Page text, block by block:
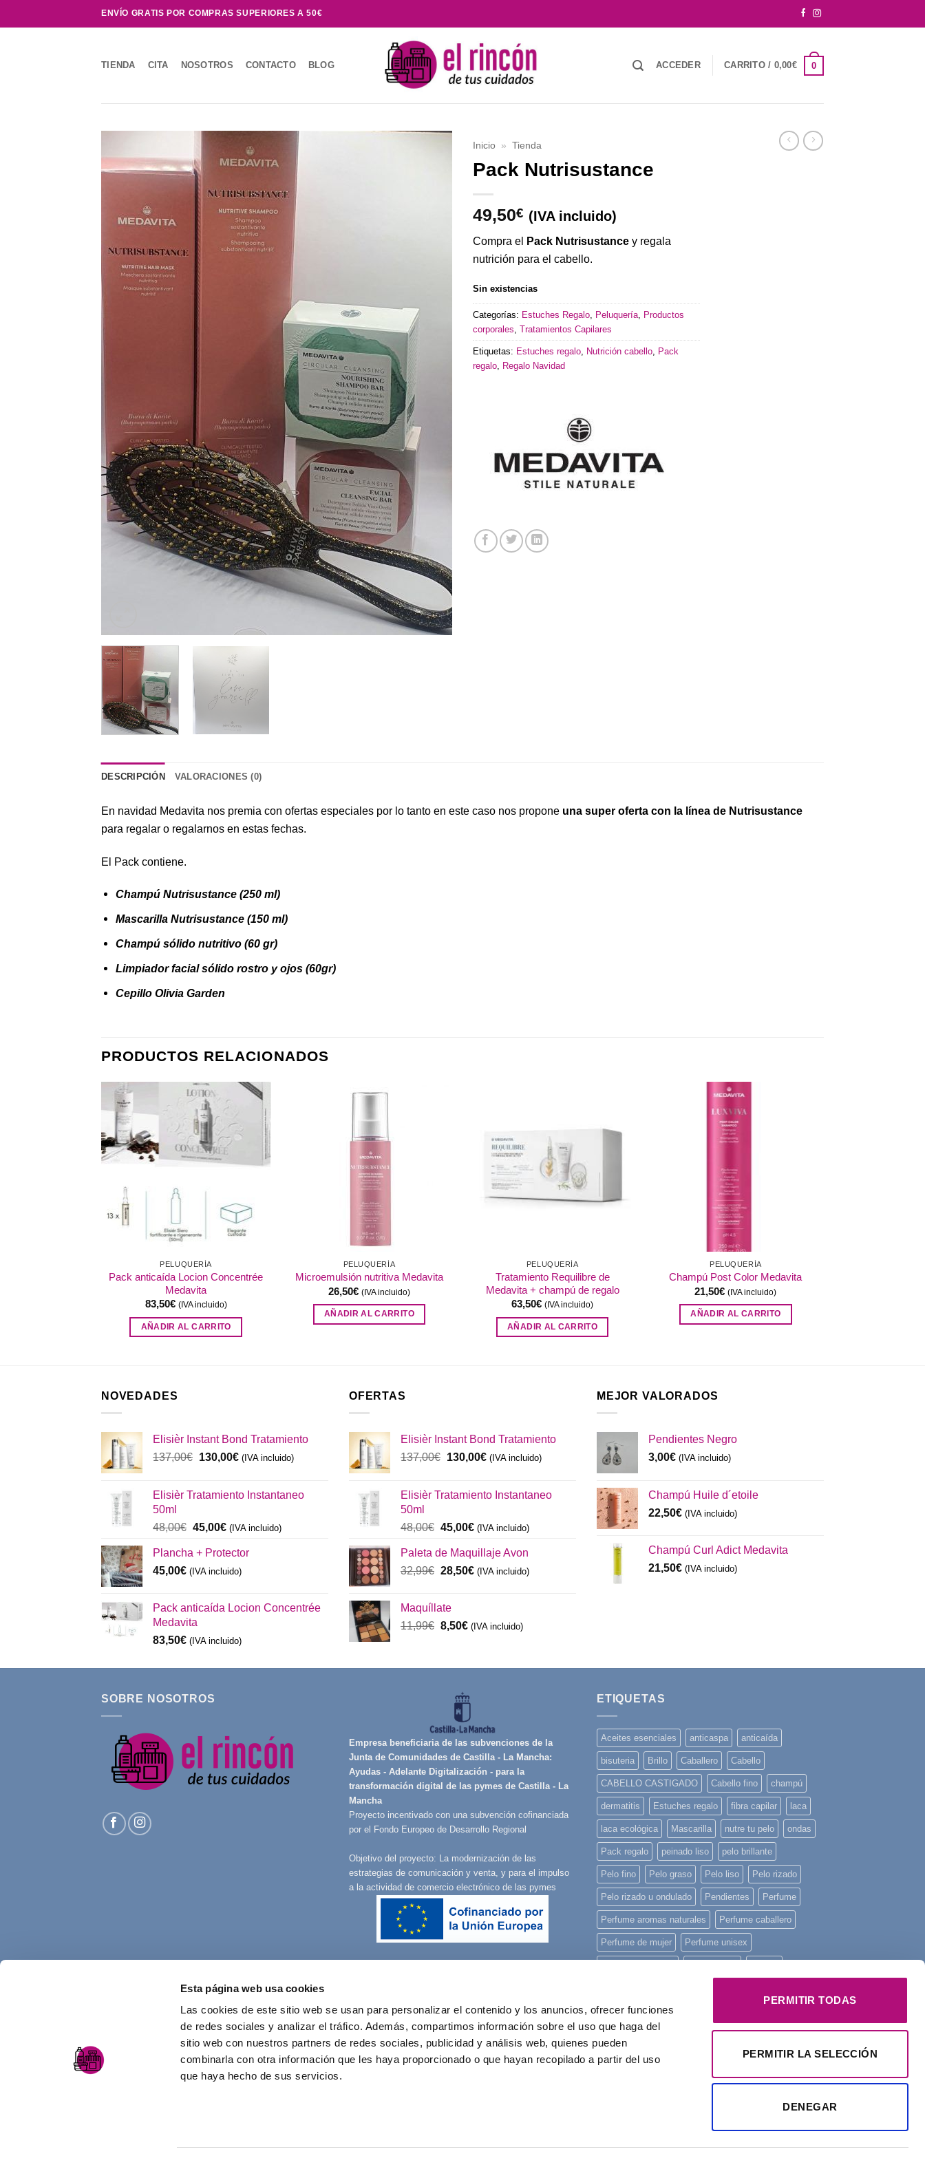
Esta página web usa cookies
Las cookies de este sitio web se usan para personalizar el contenido y los anuncios, ofrecer funciones
de redes sociales y analizar el tráfico. Además, compartimos información sobre el uso que haga del
sitio web con nuestros partners de redes sociales, publicidad y análisis web, quienes pueden
combinarla con otra información que les haya proporcionado o que hayan recopilado a partir del uso
que haya hecho de sus servicios.
PERMITIR TODAS
PERMITIR LA SELECCIÓN
DENEGAR
al
ENVÍO GRATIS POR COMPRAS SUPERIORES A 50€
TIENDA CITA NOSOTROS CONTACTO BLOG ACCEDER CARRITO / 0,00€ 0
Inicio » Tienda
Pack Nutrisustance
49,50€ (IVA incluido)
Compra el Pack Nutrisustance y regala
nutrición para el cabello.
Sin existencias
Categorías: Estuches Regalo Peluquería
Productos
corporales Tratamientos Capilares
Etiquetas: Estuches regalo Nutrición cabello
Pack
regalo
Regalo Navidad
DESCRIPCIÓN VALORACIONES (0)
En navidad Medavita nos premia con ofertas especiales por lo tanto en este caso nos propone una super oferta con la línea de Nutrisustance
para regalar o regalarnos en estas fechas.
El Pack contiene.
Champú Nutrisustance (250 ml)
Mascarilla Nutrisustance (150 ml)
Champú sólido nutritivo (60 gr)
Limpiador facial sólido rostro y ojos (60gr)
Cepillo Olivia Garden
PRODUCTOS RELACIONADOS
Añadir
a la
PELUQUERÍA
Pack anticaída Locion Concentrée
Medavita
83,50€ (IVA incluido)
AÑADIR AL CARRITO
PELUQUERÍA
Microemulsión nutritiva Medavita
26,50€ (IVA incluido)
AÑADIR AL CARRITO
a la
PELUQUERÍA
Tratamiento Requilibre de
Medavita + champú de regalo
63,50€ (IVA incluido)
AÑADIR AL CARRITO
PELUQUERÍA
Champú Post Color Medavita
21,50€ (IVA incluido)
AÑADIR AL CARRITO
NOVEDADES
Elisièr Instant Bond Tratamiento
137,00€ El
era:
130,00€El
es:
(IVA incluido)
Elisièr Tratamiento Instantaneo
50ml
48,00€ El
original
era:
45,00€El
actual
es:
(IVA incluido)
Plancha + Protector
45,00€ (IVA incluido)
Pack anticaída Locion Concentrée
Medavita
83,50€ (IVA incluido)
OFERTAS
Elisièr Instant Bond Tratamiento
137,00€ El
era:
130,00€El
es:
(IVA incluido)
Elisièr Tratamiento Instantaneo
50ml
48,00€ El
original
era:
45,00€El
actual
es:
(IVA incluido)
Paleta de Maquillaje Avon
32,99€ El
era:
32,99€.
28,50€El
28,50€.
(IVA incluido)
Maquíllate
11,99€ El
era:
8,50€El
es:
(IVA incluido)
MEJOR VALORADOS
Pendientes Negro
3,00€ (IVA incluido)
Champú Huile d´etoile
22,50€ (IVA incluido)
Champú Curl Adict Medavita
21,50€ (IVA incluido)
SOBRE NOSOTROS
Empresa beneficiaria de las subvenciones de la
Junta de Comunidades de Castilla - La Mancha:
Ayudas - Adelante Digitalización - para la
transformación digital de las pymes de Castilla - La
Mancha
Proyecto incentivado con una subvención cofinanciada
por el Fondo Europeo de Desarrollo Regional
Objetivo del proyecto: La modernización de las
estrategias de comunicación y venta, y para el impulso
a la actividad de comercio electrónico de las pymes
ETIQUETAS
Aceites esenciales anticaspa anticaída
bisuteria Brillo Caballero Cabello
CABELLO CASTIGADO Cabello fino champú
dermatitis Estuches regalo fibra capilar laca
laca ecológica Mascarilla nutre tu pelo ondas
Pack regalo peinado liso pelo brillante
Pelo fino Pelo graso Pelo liso Pelo rizado
Pelo rizado u ondulado Pendientes Perfume
Perfume aromas naturales Perfume caballero
Perfume de mujer Perfume unisex
reconstruye tu pelo
regalos rizos tratamiento intensivo Yodeyma